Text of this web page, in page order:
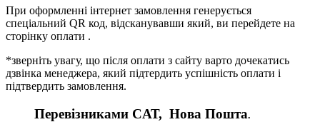
При оформленні інтернет замовлення генерується
спеціальний QR код, відсканувавши який, ви перейдете на
сторінку оплати .
*зверніть увагу, що після оплати з сайту варто дочекатись
дзвінка менеджера, який підтердить успішність оплати і
підтвердить замовлення.
Перевізниками CАТ, Нова Пошта.